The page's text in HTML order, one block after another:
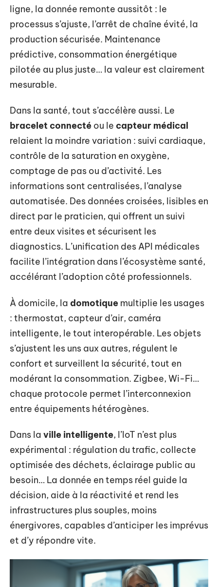
ligne, la donnée remonte aussitôt : le
processus s’ajuste, l’arrêt de chaîne évité, la
production sécurisée. Maintenance
prédictive, consommation énergétique
pilotée au plus juste… la valeur est clairement
mesurable.
Dans la santé, tout s’accélère aussi. Le
bracelet connecté ou le capteur médical
relaient la moindre variation : suivi cardiaque,
contrôle de la saturation en oxygène,
comptage de pas ou d’activité. Les
informations sont centralisées, l’analyse
automatisée. Des données croisées, lisibles en
direct par le praticien, qui offrent un suivi
entre deux visites et sécurisent les
diagnostics. L’unification des API médicales
facilite l’intégration dans l’écosystème santé,
accélérant l’adoption côté professionnels.
À domicile, la domotique multiplie les usages
: thermostat, capteur d’air, caméra
intelligente, le tout interopérable. Les objets
s’ajustent les uns aux autres, régulent le
confort et surveillent la sécurité, tout en
modérant la consommation. Zigbee, Wi-Fi…
chaque protocole permet l’interconnexion
entre équipements hétérogènes.
Dans la ville intelligente, l’IoT n’est plus
expérimental : régulation du trafic, collecte
optimisée des déchets, éclairage public au
besoin… La donnée en temps réel guide la
décision, aide à la réactivité et rend les
infrastructures plus souples, moins
énergivores, capables d’anticiper les imprévus
et d’y répondre vite.